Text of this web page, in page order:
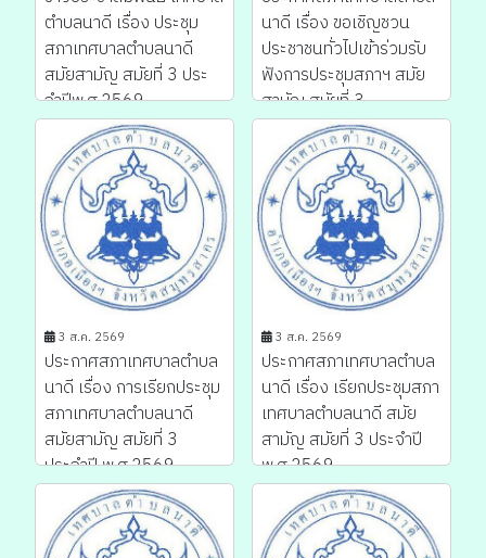
ตำบลนาดี เรื่อง ประชุม
สภาเทศบาลตำบลนาดี
สมัยสามัญ สมัยที่ 3 ประ
จำปีพ.ศ.2569 ...
นาดี เรื่อง ขอเชิญชวน
ประชาชนทั่วไปเข้าร่วมรับ
ฟังการประชุมสภาฯ สมัย
สามัญ สมัยที่ 3...
3 ส.ค. 2569
ประกาศสภาเทศบาลตำบล
นาดี เรื่อง การเรียกประชุม
สภาเทศบาลตำบลนาดี
สมัยสามัญ สมัยที่ 3
ประจำปี พ.ศ.2569...
3 ส.ค. 2569
ประกาศสภาเทศบาลตำบล
นาดี เรื่อง เรียกประชุมสภา
เทศบาลตำบลนาดี สมัย
สามัญ สมัยที่ 3 ประจำปี
พ.ศ.2569...